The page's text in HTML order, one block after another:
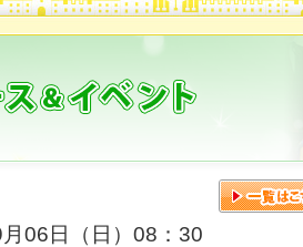
06日（日）08：30